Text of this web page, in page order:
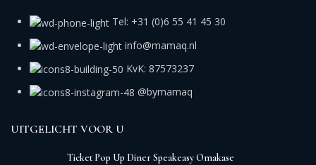
Tel: +31 (0)6 55 41 45 30
info@mamaq.nl
KvK: 87573237
@bymamaq
UITGELICHT VOOR U
Ticket Pop Up Diner Speakeasy Omakase